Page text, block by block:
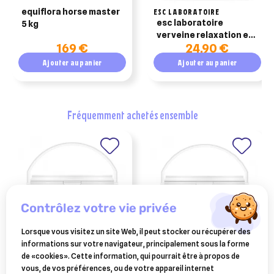
equiflora horse master
5 kg
169 €
Ajouter au panier
ESC LABORATOIRE
esc laboratoire
verveine relaxation et
digéstion 1kg
24,90 €
Ajouter au panier
fréquemment achetés ensemble
ESC LABORATOIRE
esc laboratoire camomille
ESC LABORATOIRE
esc laboratoire guimauve
contrôlez votre vie privée
Lorsque vous visitez un site Web, il peut stocker ou récupérer des
informations sur votre navigateur, principalement sous la forme
de «cookies». Cette information, qui pourrait être à propos de
vous, de vos préférences, ou de votre appareil internet